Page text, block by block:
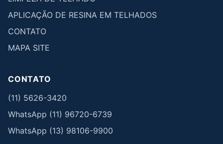
APLICAÇÃO DE RESINA EM TELHADOS
CONTATO
MAPA SITE
CONTATO
(11) 5626-3420
WhatsApp (11) 96720-6739
WhatsApp (13) 98106-9900